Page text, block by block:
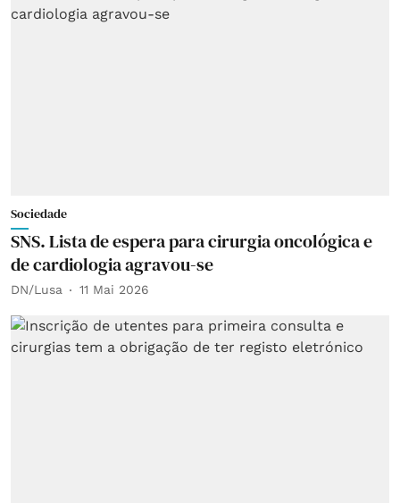
Sociedade
SNS. Lista de espera para cirurgia oncológica e
de cardiologia agravou-se
DN/Lusa 11 Mai 2026